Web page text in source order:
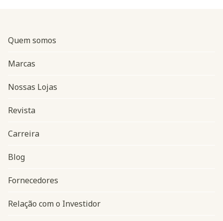
Navegação do rodapé
Quem somos
Marcas
Nossas Lojas
Revista
Carreira
Blog
Fornecedores
Relação com o Investidor